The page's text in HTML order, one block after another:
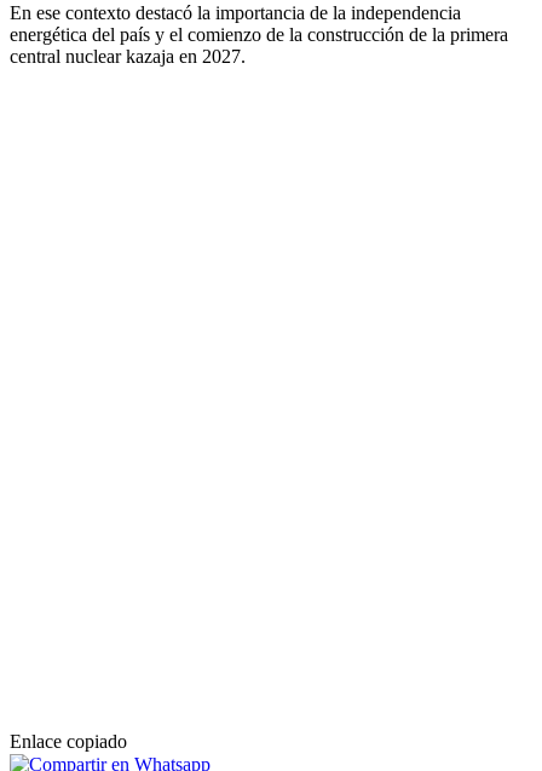
En ese contexto destacó la importancia de la independencia
energética del país y el comienzo de la construcción de la primera
central nuclear kazaja en 2027.
Enlace copiado